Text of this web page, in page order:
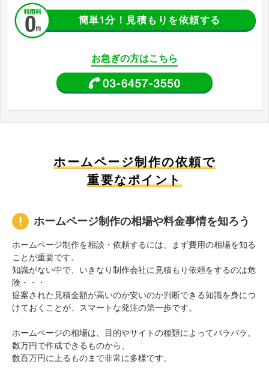
簡単1分！見積もりを依頼する
お急ぎの方はこちら
ホームページ制作の依頼で
重要なポイント
ホームページ制作の相場や料金事情を知ろう
ホームページ制作を相談・依頼するには、まず費用の相場を知る
ことが重要です。
知識がない中で、いきなり制作会社に見積もり依頼をするのは危
険・・・
提案された見積金額が高いのか安いのか判断できる知識を身につ
けておくことが、スマートな発注の第一歩です。
ホームページの相場は、目的やサイトの種類によってバラバラ。
数万円で作成できるものから、
数百万円に上るものまで非常に多様です。